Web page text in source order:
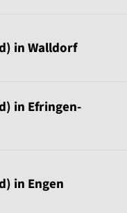
in Walldorf
in Efringen-
in Engen